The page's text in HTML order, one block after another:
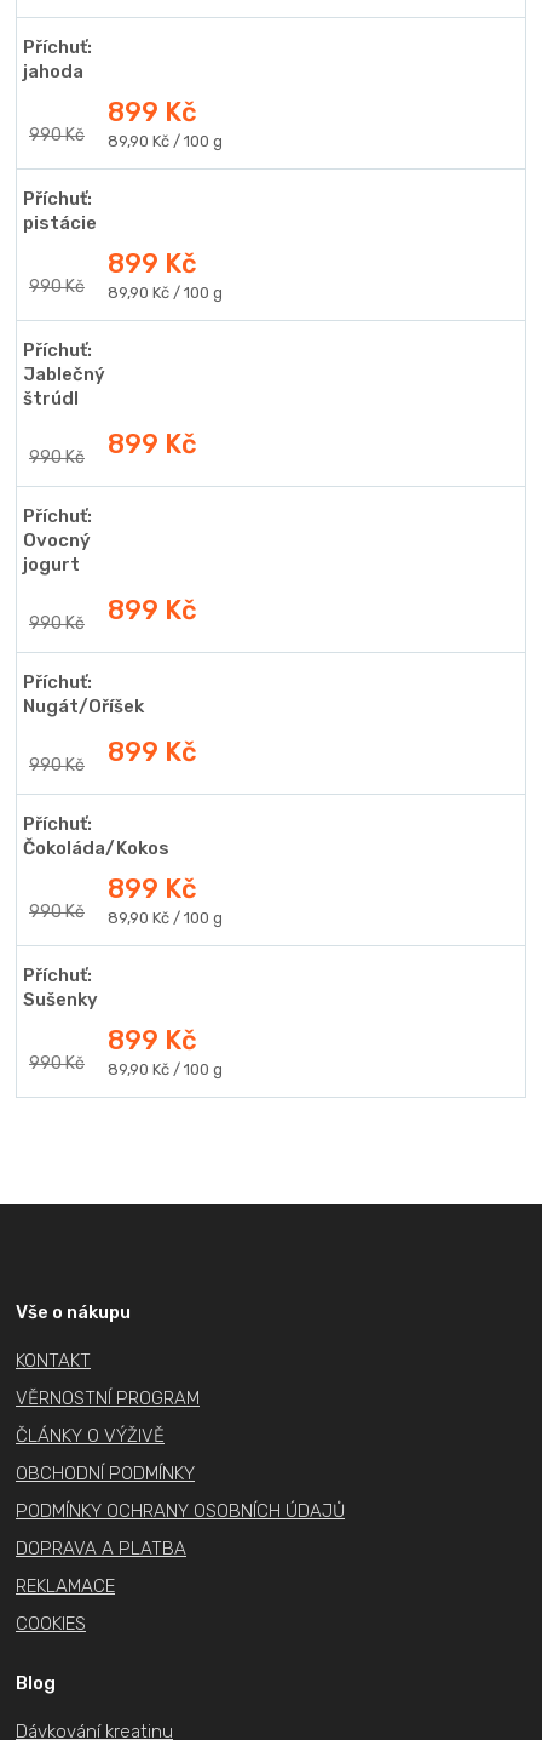
Příchuť:
jahoda
990 Kč
899 Kč
Měrná
89,90 Kč / 100 g
Příchuť:
pistácie
990 Kč
899 Kč
Měrná
89,90 Kč / 100 g
Příchuť:
Jablečný
štrúdl
990 Kč 899 Kč
Příchuť:
Ovocný
jogurt
990 Kč 899 Kč
Příchuť:
Nugát/Oříšek
990 Kč 899 Kč
Příchuť:
Čokoláda/Kokos
990 Kč
899 Kč
Měrná
89,90 Kč / 100 g
Příchuť:
Sušenky
990 Kč
899 Kč
Měrná
89,90 Kč / 100 g
Vše o nákupu
KONTAKT
VĚRNOSTNÍ PROGRAM
ČLÁNKY O VÝŽIVĚ
OBCHODNÍ PODMÍNKY
PODMÍNKY OCHRANY OSOBNÍCH ÚDAJŮ
DOPRAVA A PLATBA
REKLAMACE
COOKIES
Blog
Dávkování kreatinu